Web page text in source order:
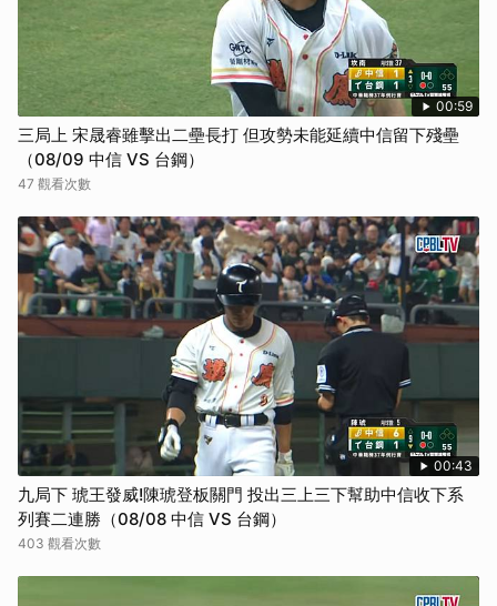
00:59
三局上 宋晟睿雖擊出二壘長打 但攻勢未能延續中信留下殘壘
（08/09 中信 VS 台鋼）
47 觀看次數
00:43
九局下 琥王發威!陳琥登板關門 投出三上三下幫助中信收下系
列賽二連勝（08/08 中信 VS 台鋼）
403 觀看次數